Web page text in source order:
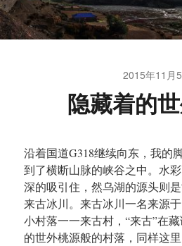
2015年11月
隐藏着的
沿着国道G318继续向东，我的
到了横断山脉的峡谷之中。水
深的吸引住，然乌湖的源头则
来古冰川。来古冰川一名来源
小村落一一来古村，“来古”在
的世外桃源般的村落，同样这